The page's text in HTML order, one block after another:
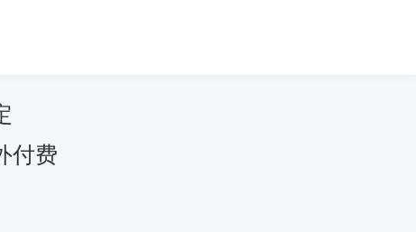
付费